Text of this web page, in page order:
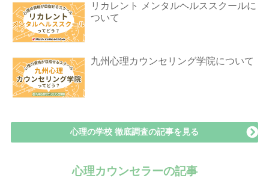
リカレント メンタルヘルススクールに
ついて
九州心理カウンセリング学院について
心理の学校 徹底調査の記事を見る
心理カウンセラーの記事